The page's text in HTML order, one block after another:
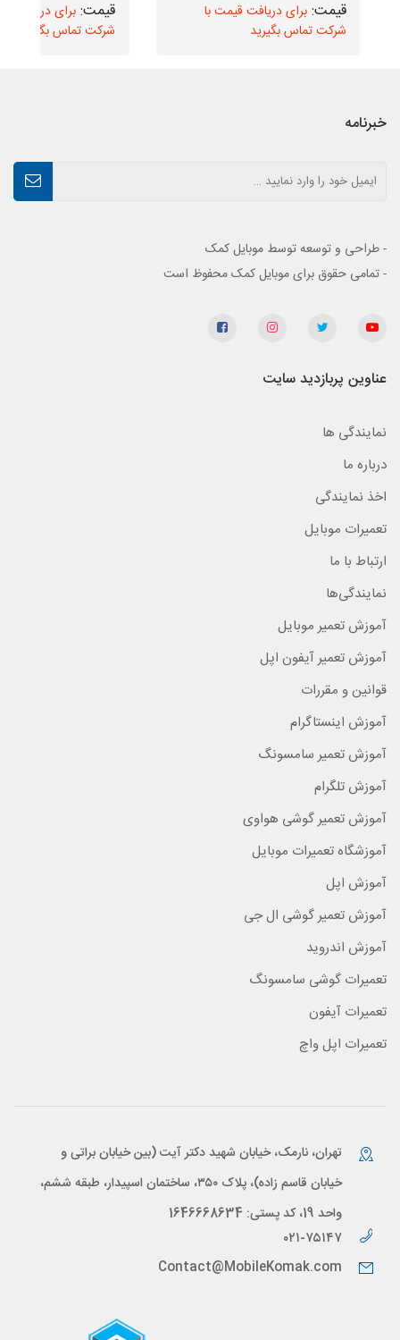
برای دریافت قیمت با
شرکت تماس بگیرید
برای دریافت
شرکت تماس بگیرید
خبرنامه
- طراحی و توسعه توسط موبایل کمک
- تمامی حقوق برای موبایل کمک محفوظ است
عناوین پربازدید سایت
نمایندگی ها
درباره ما
اخذ نمایندگی
تعمیرات موبایل
ارتباط با ما
نمایندگی‌ها
آموزش تعمیر موبایل
آموزش تعمیر آیفون اپل
قوانین و مقررات
آموزش اینستاگرام
آموزش تعمیر سامسونگ
آموزش تلگرام
آموزش تعمیر گوشی هواوی
آموزشگاه تعمیرات موبایل
آموزش اپل
آموزش تعمیر گوشی ال جی
آموزش اندروید
تعمیرات گوشی سامسونگ
تعمیرات آیفون
تعمیرات اپل واچ
تهران، نارمک، خیابان شهید دکتر آیت (بین خیابان براتی و
خیابان قاسم زاده)، پلاک ۳۵۰، ساختمان اسپیدار، طبقه ششم،
واحد 19، کد پستی: 1646668634
۰۲۱-۷۵۱۴۷
Contact@MobileKomak.com